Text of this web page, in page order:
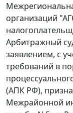
организаций
Арбитражный
заявлением, с
требований в
(АПК РФ),
Межрайонной